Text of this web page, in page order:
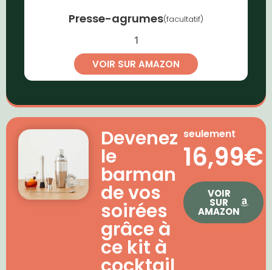
Presse-agrumes(facultatif)
1
VOIR SUR AMAZON
Devenez
le
barman
de vos
soirées
grâce à
ce kit à
seulement
16,99€
VOIR
SUR
AMAZON